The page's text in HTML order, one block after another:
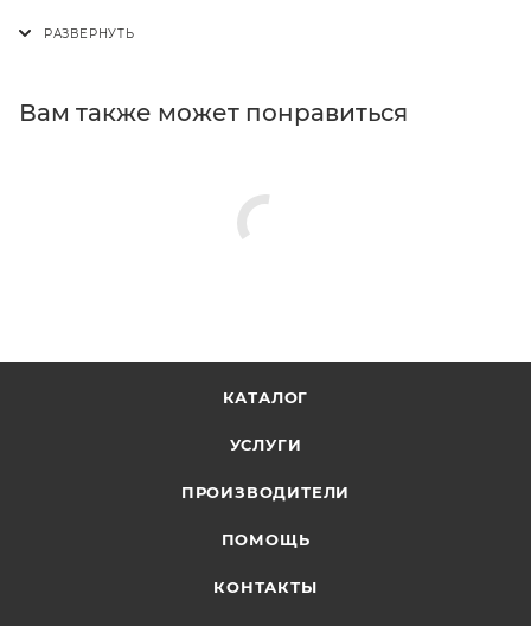
Вам также может понравиться
КАТАЛОГ
УСЛУГИ
ПРОИЗВОДИТЕЛИ
ПОМОЩЬ
КОНТАКТЫ